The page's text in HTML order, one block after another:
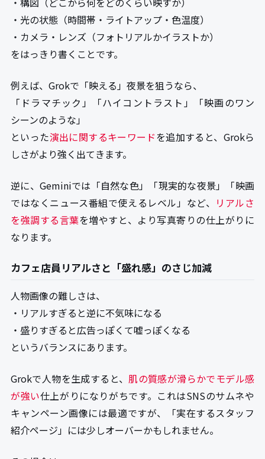
・光の状態（時間帯・ライトアップ・色温度）
・カメラ・レンズ（フォトリアルかイラストか）
をはっきり書くことです。
例えば、Grokで「映える」夜景を狙うなら、
「ドラマチック」「ハイコントラスト」「映画のワン
シーンのような」
といった演出に関するキーワードを追加すると、Grokら
しさがより強く出てきます。
逆に、Geminiでは「自然な色」「現実的な夜景」「映画
ではなくニュース番組で使えるレベル」など、 リアルさ
を強調する言葉を増やすと、より写真寄りの仕上がりに
なります。
カフェ店員リアルさと「盛れ感」のさじ加減
人物画像の難しさは、
・リアルすぎると逆に不気味になる
・盛りすぎると広告っぽくて嘘っぽくなる
というバランスにあります。
Grokで人物を生成すると、肌の質感が滑らかでモデル感
が強い仕上がりになりがちです。これはSNSのサムネや
キャンペーン画像には最適ですが、「実在するスタッフ
紹介ページ」には少しオーバーかもしれません。